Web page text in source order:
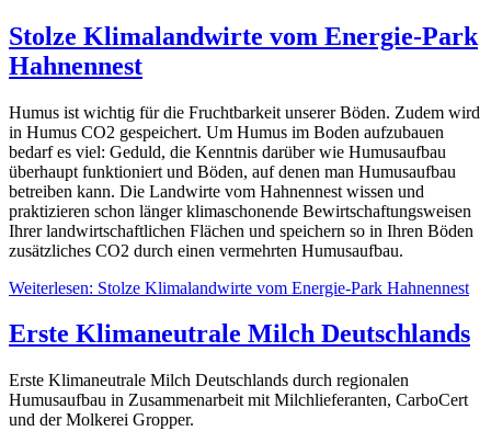
Stolze Klimalandwirte vom Energie-Park
Hahnennest
Humus ist wichtig für die Fruchtbarkeit unserer Böden. Zudem wird
in Humus CO2 gespeichert. Um Humus im Boden aufzubauen
bedarf es viel: Geduld, die Kenntnis darüber wie Humusaufbau
überhaupt funktioniert und Böden, auf denen man Humusaufbau
betreiben kann. Die Landwirte vom Hahnennest wissen und
praktizieren schon länger klimaschonende Bewirtschaftungsweisen
Ihrer landwirtschaftlichen Flächen und speichern so in Ihren Böden
zusätzliches CO2 durch einen vermehrten Humusaufbau.
Weiterlesen: Stolze Klimalandwirte vom Energie-Park Hahnennest
Erste Klimaneutrale Milch Deutschlands
Erste Klimaneutrale Milch Deutschlands durch regionalen
Humusaufbau in Zusammenarbeit mit Milchlieferanten, CarboCert
und der Molkerei Gropper.